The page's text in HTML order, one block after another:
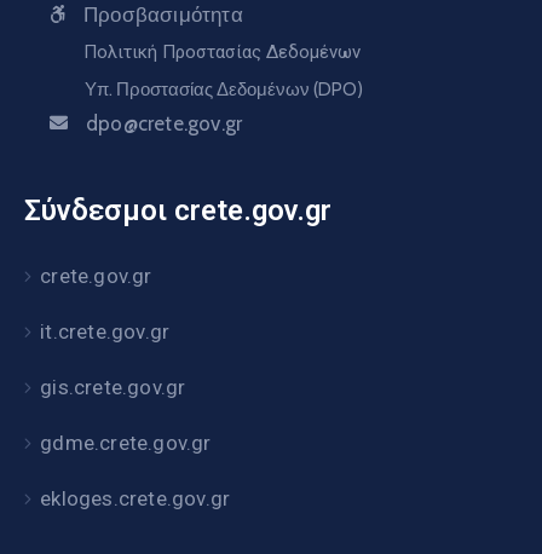
Προσβασιμότητα
Πολιτική Προστασίας Δεδομένων
Υπ. Προστασίας Δεδομένων (DPO)
dpo@crete.gov.gr
Σύνδεσμοι crete.gov.gr
crete.gov.gr
it.crete.gov.gr
gis.crete.gov.gr
gdme.crete.gov.gr
ekloges.crete.gov.gr